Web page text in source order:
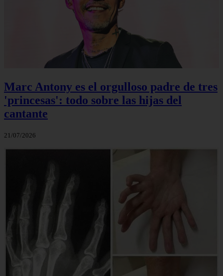
Marc Antony es el orgulloso padre de tres
'princesas': todo sobre las hijas del
cantante
21/07/2026